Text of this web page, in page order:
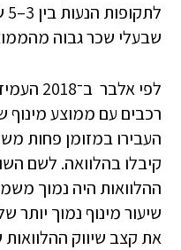
שבעלי שכר גבוה
העבירו במזומן פחות
את קצב שיווק